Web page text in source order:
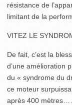
résistance de
limitant de la
VITEZ LE
De fait, c’est la
d’une amélioration
du « syndrome du
ce moteur
après 400 mètres…